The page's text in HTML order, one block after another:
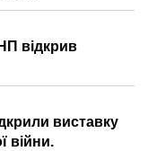
відкрив
виставку
війни.